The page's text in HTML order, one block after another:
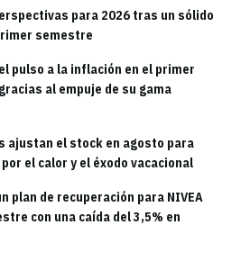
para 2026 tras un sólido
semestre
pulso a la inflación en el primer
al empuje de su gama
ajustan el stock en agosto para
el calor y el éxodo vacacional
plan de recuperación para NIVEA
con una caída del 3,5% en